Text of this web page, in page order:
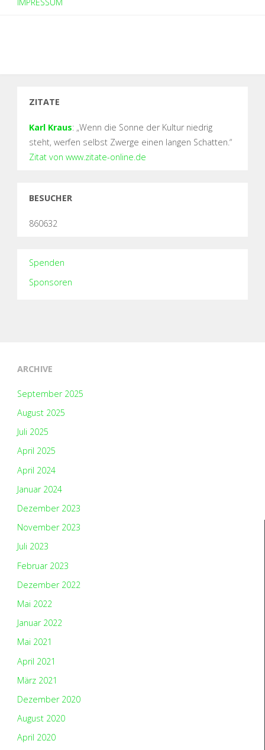
ZITATE
Karl Kraus: „Wenn die Sonne der Kultur niedrig
steht, werfen selbst Zwerge einen langen Schatten.“
Zitat von www.zitate-online.de
BESUCHER
860632
Spenden
Sponsoren
ARCHIVE
September 2025
August 2025
Juli 2025
April 2025
April 2024
Januar 2024
Dezember 2023
November 2023
Juli 2023
Februar 2023
Dezember 2022
Mai 2022
Januar 2022
Mai 2021
April 2021
März 2021
Dezember 2020
August 2020
April 2020